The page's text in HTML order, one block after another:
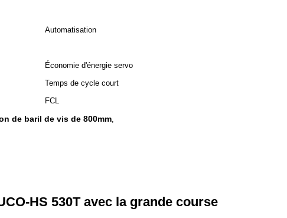
Automatisation
Économie d'énergie servo
Temps de cycle court
FCL
de baril de vis de 800mm,
HS 530T avec la grande course